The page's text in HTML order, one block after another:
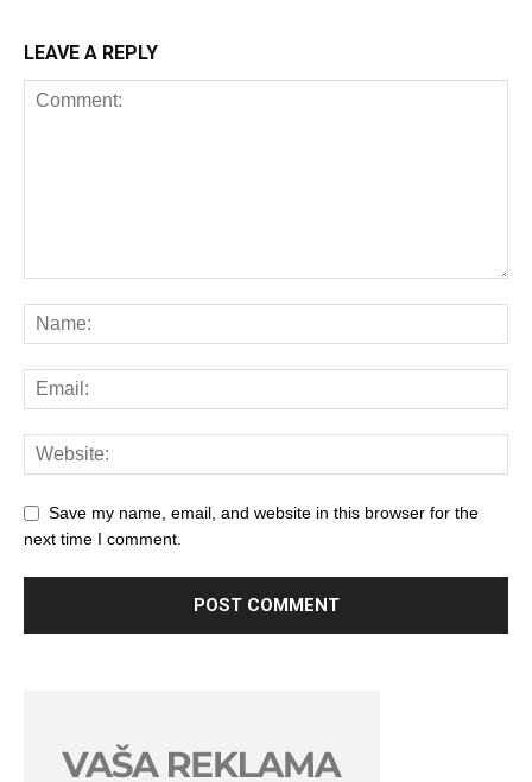
LEAVE A REPLY
Save my name, email, and website in this browser for the
next time I comment.